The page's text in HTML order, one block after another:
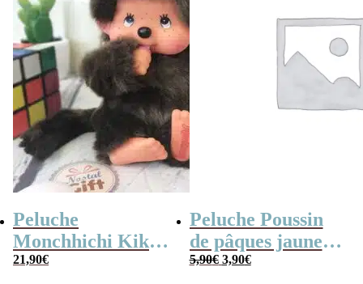
Peluche
Monchhichi Kiki
l’original (20 cm)
21,90€
Peluche Poussin
de pâques jaune
(14cm)
5,90€ Le
prix
3,90€Le
prix